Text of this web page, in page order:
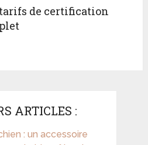
de certification
ARTICLES :
: un accessoire